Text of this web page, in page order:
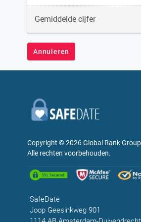
Gemiddelde cijfer
Annuleren
Copyright © 2026Global Rank
Alle rechten voorbehouden.
SafeDate
Joop Geesinkweg 901